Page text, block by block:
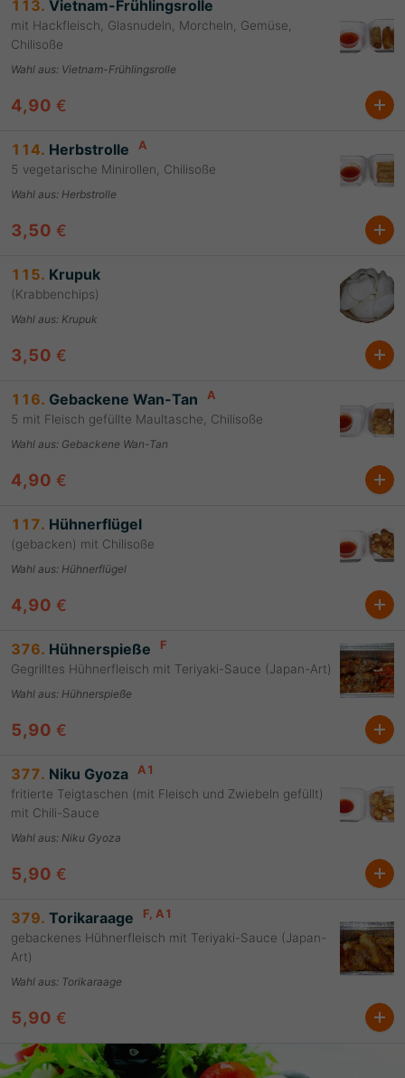
113. Vietnam-Frühlingsrolle
mit Hackfleisch, Glasnudeln, Morcheln, Gemüse,
Chilisoße
Wahl aus: Vietnam-Frühlingsrolle
4,90 €
114. Herbstrolle A
5 vegetarische Minirollen, Chilisoße
Wahl aus: Herbstrolle
3,50 €
115. Krupuk
(Krabbenchips)
Wahl aus: Krupuk
3,50 €
116. Gebackene Wan-Tan A
5 mit Fleisch gefüllte Maultasche, Chilisoße
Wahl aus: Gebackene Wan-Tan
4,90 €
117. Hühnerflügel
(gebacken) mit Chilisoße
Wahl aus: Hühnerflügel
4,90 €
376. Hühnerspieße F
Gegrilltes Hühnerfleisch mit Teriyaki-Sauce (Japan-Art)
Wahl aus: Hühnerspieße
5,90 €
377. Niku Gyoza A1
fritierte Teigtaschen (mit Fleisch und Zwiebeln gefüllt)
mit Chili-Sauce
Wahl aus: Niku Gyoza
5,90 €
379. Torikaraage F , A1
gebackenes Hühnerfleisch mit Teriyaki-Sauce (Japan-
Art)
Wahl aus: Torikaraage
5,90 €